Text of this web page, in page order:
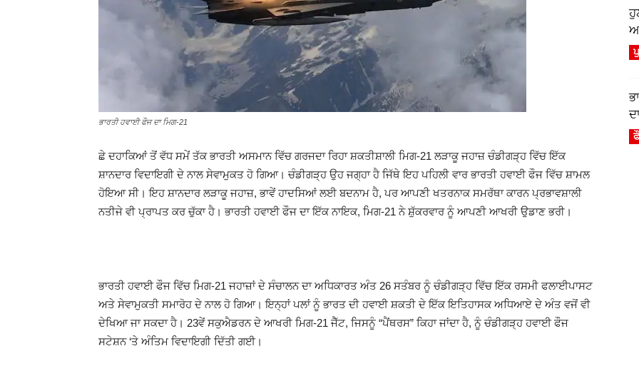
ਭਾਰਤੀ ਹਵਾਈ ਫੌਜ ਦਾ ਮਿਗ-21
ਛੇ ਦਹਾਕਿਆਂ ਤੋਂ ਵੱਧ ਸਮੇਂ ਤੱਕ ਭਾਰਤੀ ਅਸਮਾਨ ਵਿੱਚ ਗਰਜਦਾ ਰਿਹਾ ਸ਼ਕਤੀਸ਼ਾਲੀ ਮਿਗ-21 ਲੜਾਕੂ ਜਹਾਜ਼ ਚੰਡੀਗੜ੍ਹ ਵਿੱਚ ਇੱਕ
ਸ਼ਾਨਦਾਰ ਵਿਦਾਇਗੀ ਦੇ ਨਾਲ ਸੇਵਾਮੁਕਤ ਹੋ ਗਿਆ। ਚੰਡੀਗੜ੍ਹ ਉਹ ਜਗ੍ਹਾ ਹੈ ਜਿੱਥੇ ਇਹ ਪਹਿਲੀ ਵਾਰ ਭਾਰਤੀ ਹਵਾਈ ਫੌਜ ਵਿੱਚ ਸ਼ਾਮਲ
ਹੋਇਆ ਸੀ। ਇਹ ਸ਼ਾਨਦਾਰ ਲੜਾਕੂ ਜਹਾਜ਼, ਭਾਵੇਂ ਹਾਦਸਿਆਂ ਲਈ ਬਦਨਾਮ ਹੈ, ਪਰ ਆਪਣੀ ਖਤਰਨਾਕ ਸਮਰੱਥਾ ਕਾਰਨ ਪ੍ਰਭਾਵਸ਼ਾਲੀ
ਨਤੀਜੇ ਵੀ ਪ੍ਰਾਪਤ ਕਰ ਚੁੱਕਾ ਹੈ। ਭਾਰਤੀ ਹਵਾਈ ਫੌਜ ਦਾ ਇੱਕ ਨਾਇਕ, ਮਿਗ-21 ਨੇ ਸ਼ੁੱਕਰਵਾਰ ਨੂੰ ਆਪਣੀ ਆਖਰੀ ਉਡਾਣ ਭਰੀ।
ਭਾਰਤੀ ਹਵਾਈ ਫੌਜ ਵਿੱਚ ਮਿਗ-21 ਜਹਾਜ਼ਾਂ ਦੇ ਸੰਚਾਲਨ ਦਾ ਅਧਿਕਾਰਤ ਅੰਤ 26 ਸਤੰਬਰ ਨੂੰ ਚੰਡੀਗੜ੍ਹ ਵਿੱਚ ਇੱਕ ਰਸਮੀ ਫਲਾਈਪਾਸਟ
ਅਤੇ ਸੇਵਾਮੁਕਤੀ ਸਮਾਰੋਹ ਦੇ ਨਾਲ ਹੋ ਗਿਆ। ਇਨ੍ਹਾਂ ਪਲਾਂ ਨੂੰ ਭਾਰਤ ਦੀ ਹਵਾਈ ਸ਼ਕਤੀ ਦੇ ਇੱਕ ਇਤਿਹਾਸਕ ਅਧਿਆਏ ਦੇ ਅੰਤ ਵਜੋਂ ਵੀ
ਦੇਖਿਆ ਜਾ ਸਕਦਾ ਹੈ। 23ਵੇਂ ਸਕੁਐਡਰਨ ਦੇ ਆਖਰੀ ਮਿਗ-21 ਜੈੱਟ, ਜਿਸਨੂੰ “ਪੈਂਥਰਸ” ਕਿਹਾ ਜਾਂਦਾ ਹੈ, ਨੂੰ ਚੰਡੀਗੜ੍ਹ ਹਵਾਈ ਫੌਜ
ਸਟੇਸ਼ਨ ‘ਤੇ ਅੰਤਿਮ ਵਿਦਾਇਗੀ ਦਿੱਤੀ ਗਈ।